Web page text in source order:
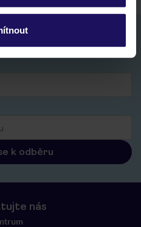
do vaší e-mailové
k odběru
nás